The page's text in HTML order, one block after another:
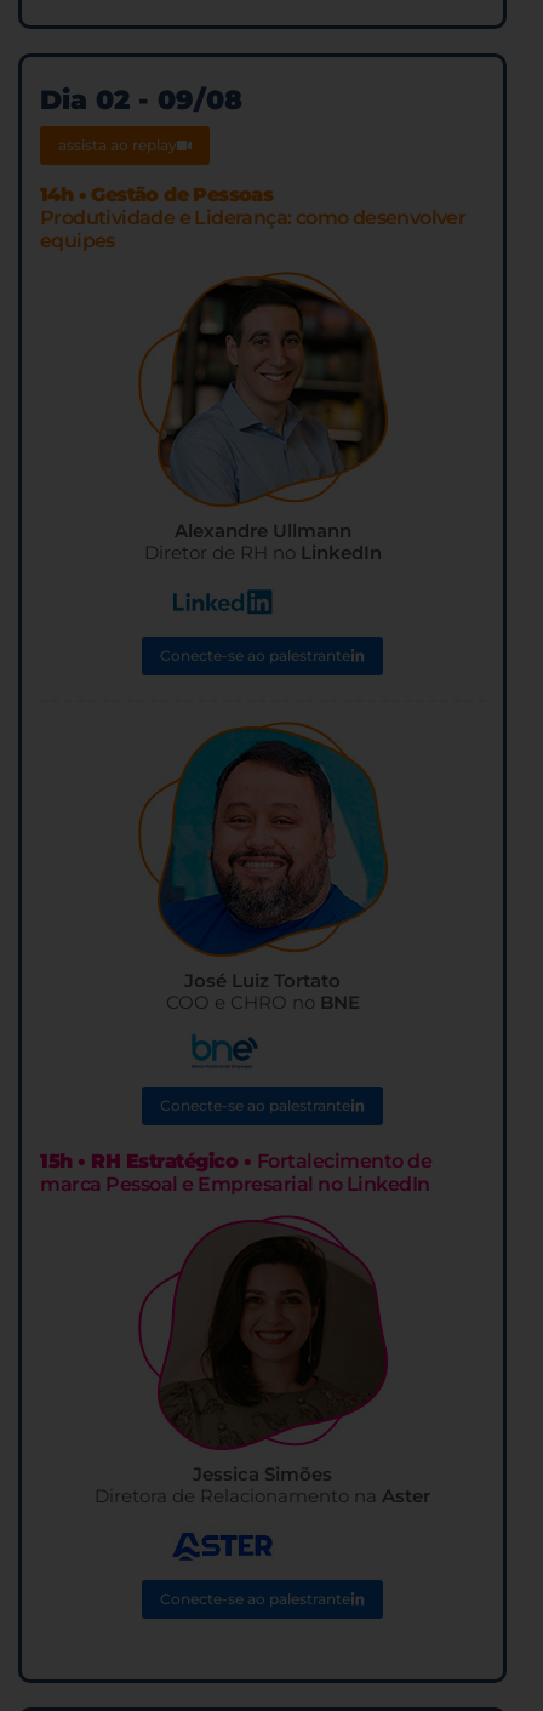
Dia 02 - 09/08​
assista ao replay
14h • Gestão de Pessoas
Produtividade e Liderança: como desenvolver
equipes
Alexandre Ullmann
Diretor de RH no LinkedIn
Conecte-se ao palestrante
José Luiz Tortato
COO e CHRO no BNE
Conecte-se ao palestrante
15h • RH Estratégico • Fortalecimento de
marca Pessoal e Empresarial no LinkedIn
Jessica Simões
Diretora de Relacionamento na Aster
Conecte-se ao palestrante